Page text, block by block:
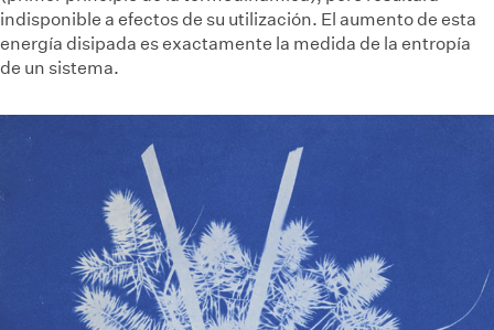
indisponible a efectos de su utilización. El aumento de esta
energía disipada es exactamente la medida de la entropía
de un sistema.